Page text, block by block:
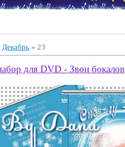
Декабрь » 23
для DVD - Звон бокалов